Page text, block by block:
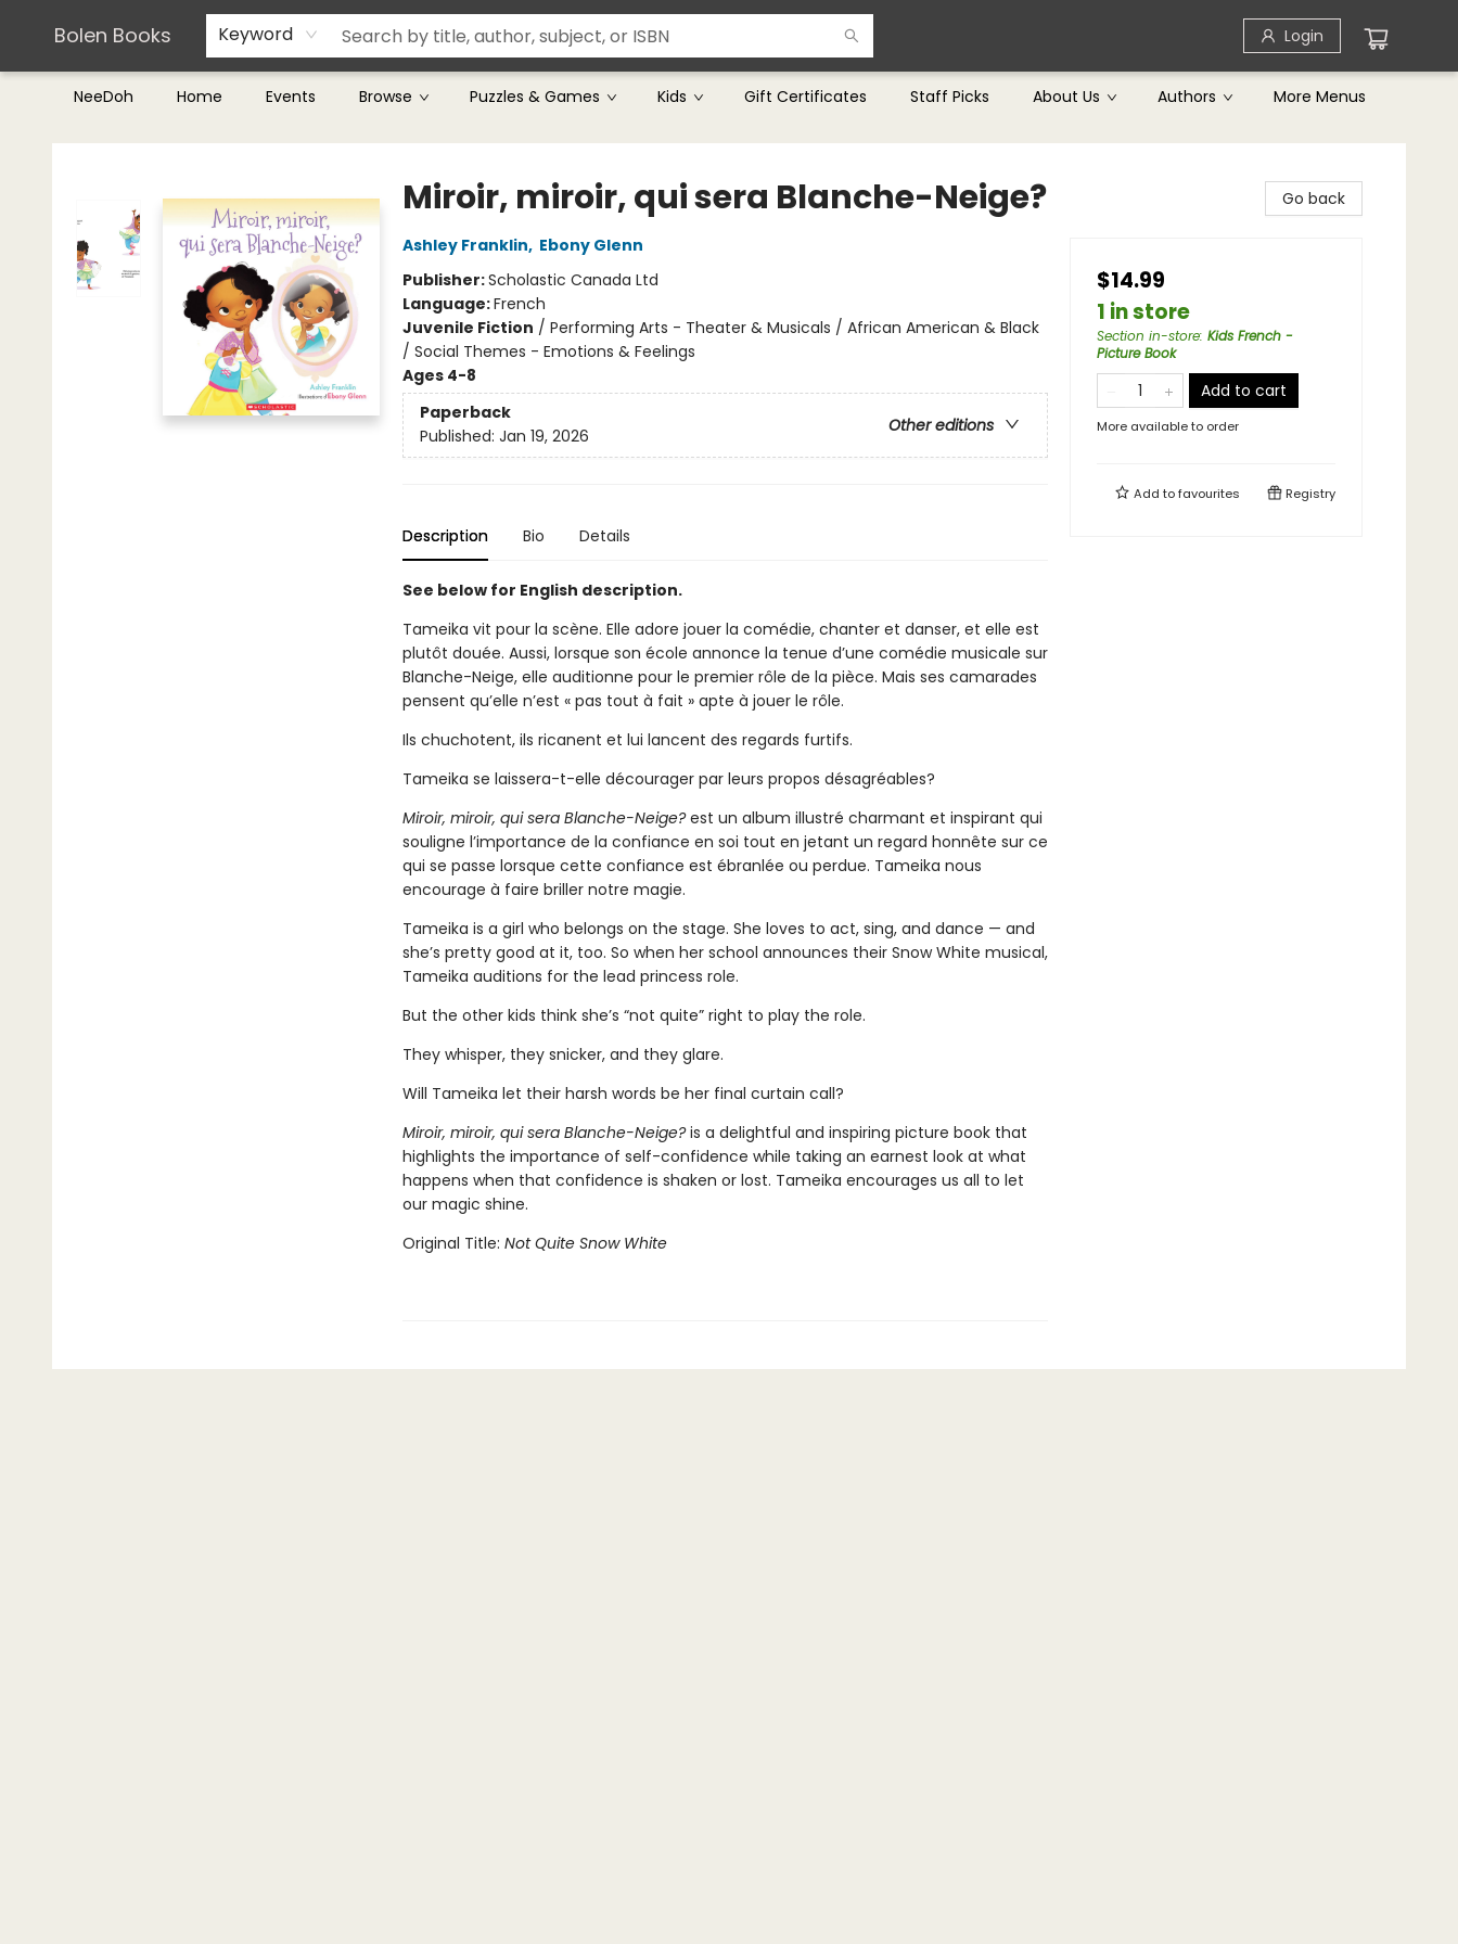
Bolen Books Keyword Login
NeeDoh Home Events Browse Puzzles & Games Kids Gift Certificates Staff Picks About Us Authors
Teachers & Librarians
Terms & Conditions
More Menus
Bolen Books
Miroir, miroir, qui sera Blanche-Neige?
Ashley Franklin, Ebony Glenn
Publisher:Scholastic Canada Ltd
Language:French
Juvenile Fiction / Performing Arts - Theater & Musicals / African American & Black
/ Social Themes - Emotions & Feelings
Ages 4-8
Paperback
Other editions
Published: Jan 19, 2026
Description Bio Details
See below for English description.
Tameika vit pour la scène. Elle adore jouer la comédie, chanter et danser, et elle est
plutôt douée. Aussi, lorsque son école annonce la tenue d’une comédie musicale sur
Blanche-Neige, elle auditionne pour le premier rôle de la pièce. Mais ses camarades
pensent qu’elle n’est « pas tout à fait » apte à jouer le rôle.
Ils chuchotent, ils ricanent et lui lancent des regards furtifs.
Tameika se laissera-t-elle décourager par leurs propos désagréables?
Miroir, miroir, qui sera Blanche-Neige?est un album illustré charmant et inspirant qui
souligne l’importance de la confiance en soi tout en jetant un regard honnête sur ce
qui se passe lorsque cette confiance est ébranlée ou perdue. Tameika nous
encourage à faire briller notre magie.
Tameika is a girl who belongs on the stage. She loves to act, sing, and dance — and
she’s pretty good at it, too. So when her school announces their Snow White musical,
Tameika auditions for the lead princess role.
But the other kids think she’s “not quite” right to play the role.
They whisper, they snicker, and they glare.
Will Tameika let their harsh words be her final curtain call?
Miroir, miroir, qui sera Blanche-Neige?is a delightful and inspiring picture book that
highlights the importance of self-confidence while taking an earnest look at what
happens when that confidence is shaken or lost. Tameika encourages us all to let
our magic shine.
Original Title: Not Quite Snow White
Go back
$14.99
1 in store
Section in-store: Kids French -
Picture Book
Add to cart
More available to order
Add tofavourites Registry